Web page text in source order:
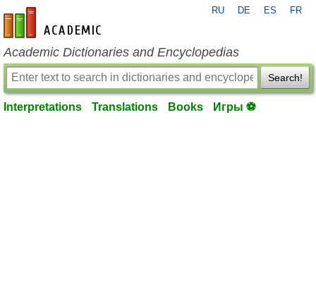
en-academic.com
RU DE ES FR
Academic Dictionaries and Encyclopedias
Search!
Interpretations Translations Books Игры ⚽